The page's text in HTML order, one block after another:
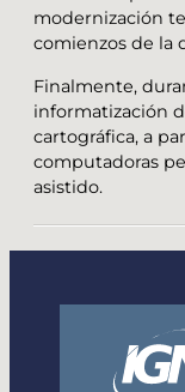
modernización
comienzos de la
Finalmente,
informatización
cartográfica, a
computadoras
asistido.